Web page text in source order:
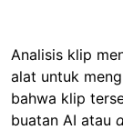
Analisis klip
alat untuk
bahwa klip
buatan AI atau